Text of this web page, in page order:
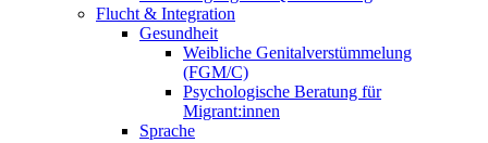
Flucht & Integration
Gesundheit
Weibliche Genitalverstümmelung
(FGM/C)
Psychologische Beratung für
Migrant:innen
Sprache